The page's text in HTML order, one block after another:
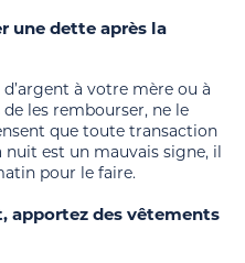
une dette après la
à votre mère ou à
les rembourser, ne le
que toute transaction
nuit est un mauvais signe, il
pour le faire.
apportez des vêtements